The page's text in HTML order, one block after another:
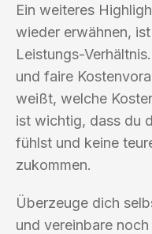
Ein weiteres
wieder erwähnen,
Leistungs-
und faire
weißt, welche
ist wichtig, dass du
fühlst und keine
zukommen.
Überzeuge dich
und vereinbare